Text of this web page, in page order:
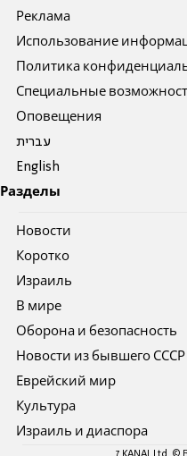
Реклама
Использование
Политика
Специальные
Оповещения
עברית
English
Разделы
Новости
Коротко
Израиль
В мире
Оборона и безопасность
Новости из бывшего СССР
Еврейский мир
Культура
Израиль и диаспора